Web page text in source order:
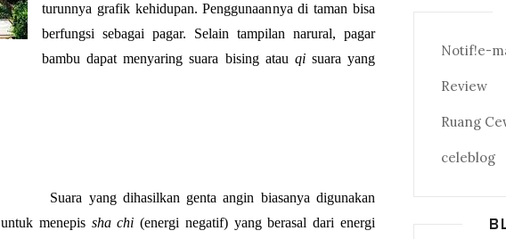
turunnya grafik kehidupan. Penggunaannya di taman bisa
berfungsi sebagai pagar. Selain tampilan narural, pagar
bambu dapat menyaring suara bising atau qi suara yang
Suara yang dihasilkan genta angin biasanya digunakan
untuk menepis sha chi
Notif!e-
Review
Ruang
celeblog